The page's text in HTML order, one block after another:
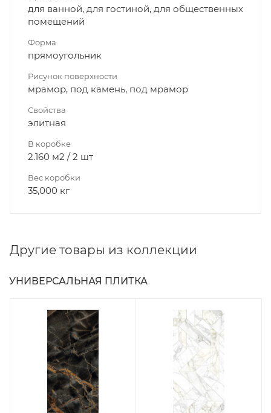
для ванной, для гостиной, для общественных
помещений
Форма
прямоугольник
Рисунок поверхности
мрамор, под камень, под мрамор
Свойства
элитная
В коробке
2.160 м2 / 2 шт
Вес коробки
35,000 кг
Другие товары из коллекции
УНИВЕРСАЛЬНАЯ ПЛИТКА